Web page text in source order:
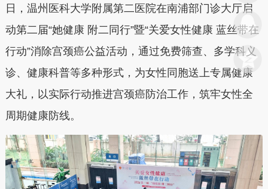
日，温州医科大学附属第二医院在南浦部门诊大厅启
动第二届“她健康 附二同行”暨“关爱女性健康 蓝丝带在
行动”消除宫颈癌公益活动，通过免费筛查、多学科义
诊、健康科普等多种形式，为女性同胞送上专属健康
大礼，以实际行动推进宫颈癌防治工作，筑牢女性全
周期健康防线。